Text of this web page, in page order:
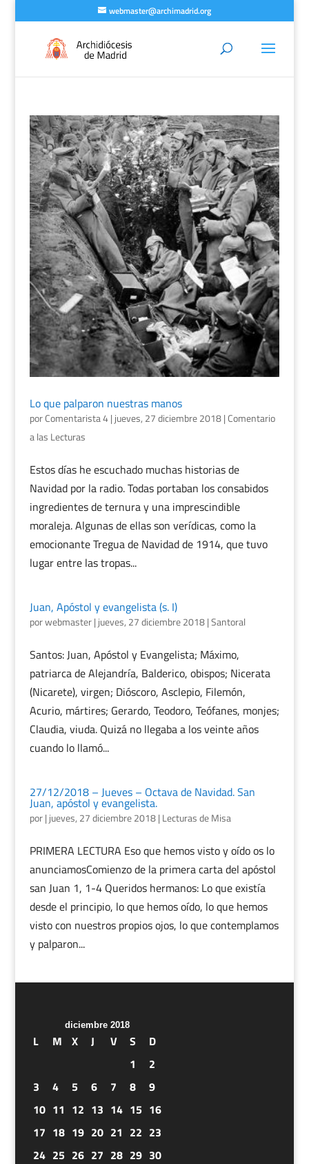
webmaster@archimadrid.org
Lo que palparon nuestras manos
porComentarista 4| jueves, 27 diciembre 2018|Comentario
a las Lecturas
Estos días he escuchado muchas historias de
Navidad por la radio. Todas portaban los consabidos
ingredientes de ternura y una imprescindible
moraleja. Algunas de ellas son verídicas, como la
emocionante Tregua de Navidad de 1914, que tuvo
lugar entre las tropas...
Juan, Apóstol y evangelista (s. I)
porwebmaster| jueves, 27 diciembre 2018|Santoral
Santos: Juan, Apóstol y Evangelista; Máximo,
patriarca de Alejandría, Balderico, obispos; Nicerata
(Nicarete), virgen; Dióscoro, Asclepio, Filemón,
Acurio, mártires; Gerardo, Teodoro, Teófanes, monjes;
Claudia, viuda. Quizá no llegaba a los veinte años
cuando lo llamó...
27/12/2018 – Jueves – Octava de Navidad. San
Juan, apóstol y evangelista.
por| jueves, 27 diciembre 2018| Lecturas de Misa
PRIMERA LECTURA Eso que hemos visto y oído os lo
anunciamosComienzo de la primera carta del apóstol
san Juan 1, 1-4 Queridos hermanos: Lo que existía
desde el principio, lo que hemos oído, lo que hemos
visto con nuestros propios ojos, lo que contemplamos
y palparon...
diciembre 2018
L M X J V S
D
1
2
3
4 5 6 7 8
9
10 11 12 13 14 15 16
17 18 19 20 21 22 23
24 25 26 27 28 29 30